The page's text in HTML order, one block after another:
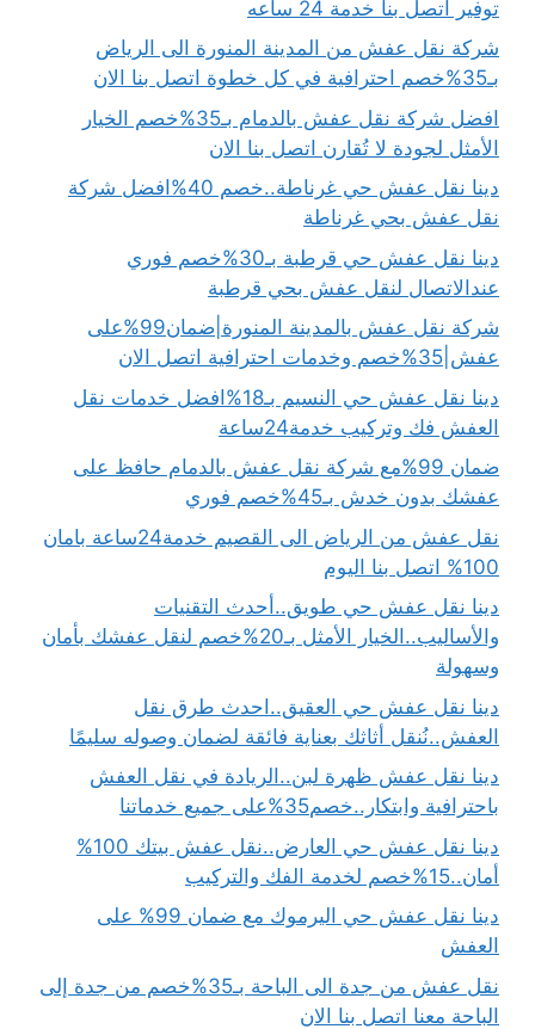
توفير اتصل بنا خدمة 24 ساعه
شركة نقل عفش من المدينة المنورة الى الرياض
بـ35%خصم احترافية في كل خطوة اتصل بنا الان
افضل شركة نقل عفش بالدمام بـ35%خصم الخيار
الأمثل لجودة لا تُقارن اتصل بنا الان
دينا نقل عفش حي غرناطة..خصم 40%افضل شركة
نقل عفش بحي غرناطة
دينا نقل عفش حي قرطبة بـ30%خصم فوري
عندالاتصال لنقل عفش بحي قرطبة
شركة نقل عفش بالمدينة المنورة|ضمان99%على
عفش|35%خصم وخدمات احترافية اتصل الان
دينا نقل عفش حي النسيم بـ18%افضل خدمات نقل
العفش فك وتركيب خدمة24ساعة
ضمان 99%مع شركة نقل عفش بالدمام حافظ على
عفشك بدون خدش بـ45%خصم فوري
نقل عفش من الرياض الى القصيم خدمة24ساعة بامان
100% اتصل بنا اليوم
دينا نقل عفش حي طويق..أحدث التقنيات
والأساليب..الخيار الأمثل بـ20%خصم لنقل عفشك بأمان
وسهولة
دينا نقل عفش حي العقيق..احدث طرق نقل
العفش..نُنقل أثاثك بعناية فائقة لضمان وصوله سليمًا
دينا نقل عفش ظهرة لبن..الريادة في نقل العفش
باحترافية وابتكار..خصم35%على جميع خدماتنا
دينا نقل عفش حي العارض..نقل عفش بيتك 100%
أمان..15%خصم لخدمة الفك والتركيب
دينا نقل عفش حي اليرموك مع ضمان 99% على
العفش
نقل عفش من جدة الى الباحة بـ35%خصم من جدة إلى
الباحة معنا اتصل بنا الان